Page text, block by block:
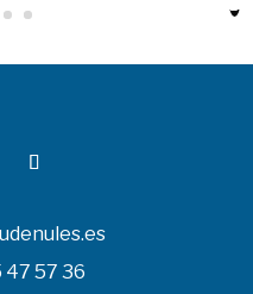
47 57 36